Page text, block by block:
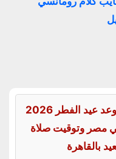
موعد عيد الفطر 2026
مصر وتوقيت صلاة
بالقاهرة